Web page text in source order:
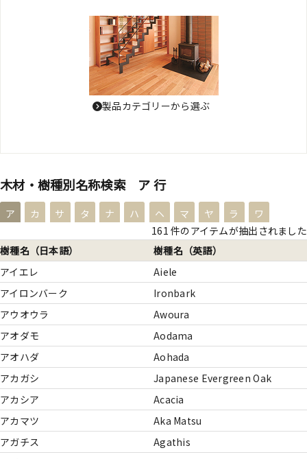
製品カテゴリーから選ぶ
木材・樹種別名称検索 ア 行
ア カ サ タ ナ ハ ヘ マ ヤ ラ
ワ
161 件のアイテムが抽出されました
樹種名（日本語）
樹種名（英語）
アイエレ
Aiele
アイロンバーク
Ironbark
アウオウラ
Awoura
アオダモ
Aodama
アオハダ
Aohada
アカガシ
Japanese Evergreen Oak
アカシア
Acacia
アカマツ
Aka Matsu
アガチス
Agathis